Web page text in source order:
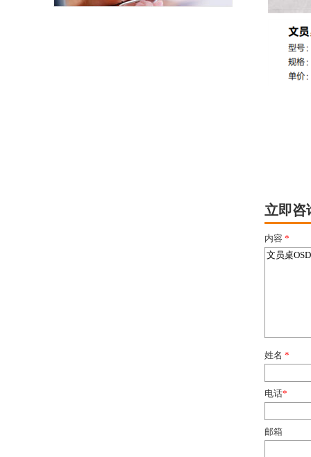
立即咨
内容 *
姓名 *
电话*
邮箱